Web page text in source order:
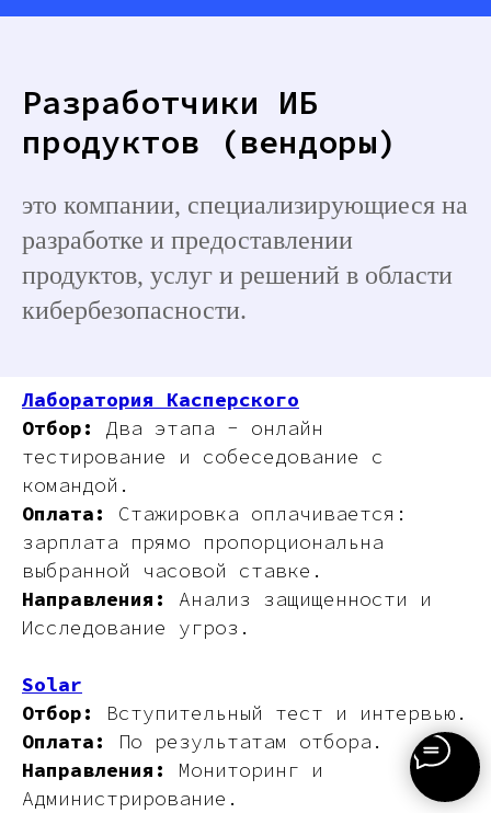
Разработчики ИБ
продуктов (вендоры)
это компании, специализирующиеся на
разработке и предоставлении
продуктов, услуг и решений в области
кибербезопасности.
Лаборатория Касперского
Отбор:
Два этапа - онлайн
тестирование и собеседование с
командой.
Оплата: Стажировка оплачивается:
зарплата прямо пропорциональна
выбранной часовой ставке.
Направления:
Анализ защищенности и
Исследование угроз.
Solar
Отбор:
Вступительный тест и интервью.
Оплата: По результатам отбора.
Направления: Мониторинг и
Администрирование.